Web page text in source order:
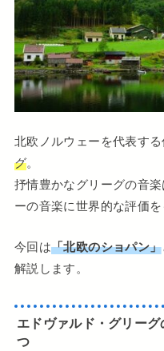
北欧ノルウェーを代表す
グ。
抒情豊かなグリーグの音
ーの音楽に世界的な評価を
今回は「北欧のショパン」
解説します。
エドヴァルド・グリー
つ